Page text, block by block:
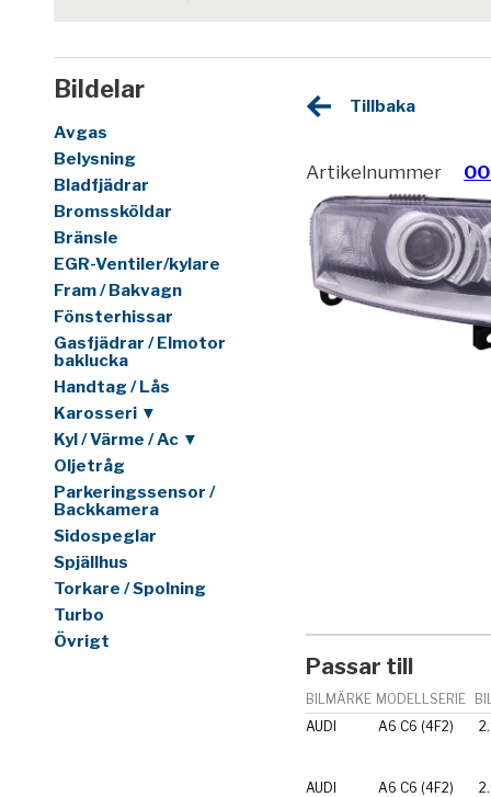
Bildelar
Avgas
Belysning
Bladfjädrar
Bromssköldar
Bränsle
EGR-Ventiler/kylare
Fram / Bakvagn
Fönsterhissar
Gasfjädrar / Elmotor
baklucka
Handtag / Lås
Karosseri ▼
Kyl / Värme / Ac ▼
Oljetråg
Parkeringssensor /
Backkamera
Sidospeglar
Spjällhus
Torkare / Spolning
Turbo
Övrigt
Tillbaka
Artikelnummer
Passar till
BILMÄRKE MODELLSERIE
AUDI
A6 C6 (4F2)
AUDI A6 C6 (4F2)